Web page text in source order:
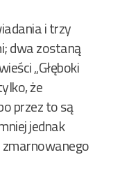
i trzy
dwa zostaną
„Głęboki
że
przez to są
jednak